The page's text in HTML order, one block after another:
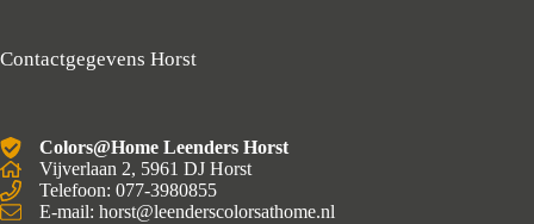
Contactgegevens Horst
Colors@Home Leenders Horst
Vijverlaan 2, 5961 DJ Horst
Telefoon: 077-3980855
E-mail: horst@leenderscolorsathome.nl